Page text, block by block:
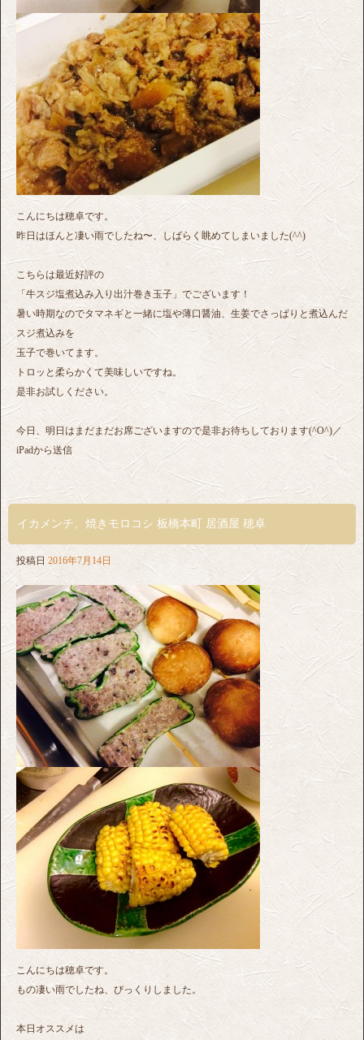
こんにちは穂卓です。
昨日はほんと凄い雨でしたね〜、しばらく眺めてしまいました(^^)
こちらは最近好評の
「牛スジ塩煮込み入り出汁巻き玉子」でございます！
暑い時期なのでタマネギと一緒に塩や薄口醤油、生姜でさっぱりと煮込んだ
スジ煮込みを
玉子で巻いてます。
トロッと柔らかくて美味しいですね。
是非お試しください。
今日、明日はまだまだお席ございますので是非お待ちしております(^O^)／
iPadから送信
イカメンチ、焼きモロコシ 板橋本町 居酒屋 穂卓
投稿日 2016年7月14日
こんにちは穂卓です。
もの凄い雨でしたね、びっくりしました。
本日オススメは